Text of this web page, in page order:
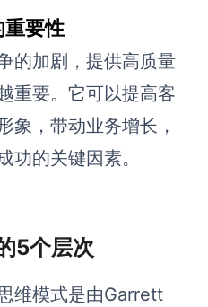
战略与流程设计
重要性
的加剧，提供高质量
重要。它可以提高客
象，带动业务增长，
功的关键因素。
5个层次
维模式是由Garrett